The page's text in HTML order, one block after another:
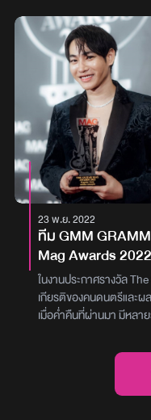
การพักงานคอนเสิร์ตไป
ยังต้องทานยาไปเรื่อย ๆ
มาจากการทานยาปริมาณ
ภูมิคุ้มกันตัวเองโจมตีไป
ความเสียหายครับ ปล่อยไ
จะยังสามารถรักษาได้ครั
อาการของโรคนี้สังเกต
น้อยนับเป็นตัวเลขได้ 3-4
จะต้องไปรักษาที่ไหน จน
ของผมคือเป็นไข้ครับ เจ็
ถัดมาการมองเห็นของผม
ๆ เลยครับ ผมก็เลยไปหา
เป็นโรคนี้“ซึ่งวิธีรักษาโร
1 ปี และเป็นการกินยาแบ
จะมีผลข้างเคียงคือทำให้
เป็นคนอ่อนแอไปด้วย คุณห
ที่แออัด เพราะหากเราติ
เรื่องการทำงาน ซึ่งช่วง
95% แล้วครับ”ภาพ :
23 พ.ย. 2022
ทีม GMM
Mag Awards
Tilly Birds เป็นวง
ในงานประกาศรางวัล
เกียรติของคนดนตรีและ
เมื่อค่ำคืนที่ผ่านมา มีหล
เป๊ก-ผลิตโชค อายนบุตร
อยู่แล้ว เพราะปีนี้ยังคงค
มหาชนต่อเนื่องเป็นปีที่